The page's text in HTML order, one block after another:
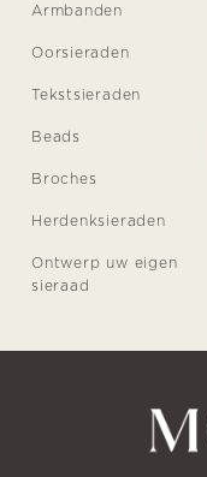
Armbanden
Oorsieraden
Tekstsieraden
Beads
Broches
Herdenksieraden
Ontwerp uw eigen
sieraad